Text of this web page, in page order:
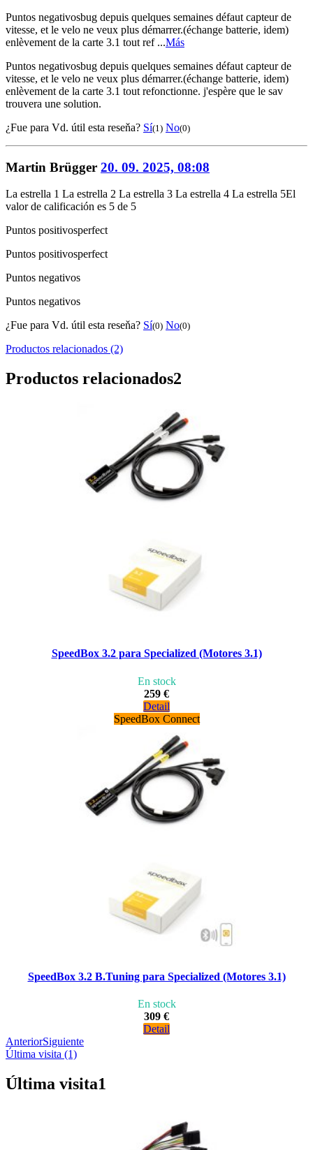
Puntos negativosbug depuis quelques semaines défaut capteur de
vitesse, et le velo ne veux plus démarrer.(échange batterie, idem)
enlèvement de la carte 3.1 tout ref ...Más
Puntos negativosbug depuis quelques semaines défaut capteur de
vitesse, et le velo ne veux plus démarrer.(échange batterie, idem)
enlèvement de la carte 3.1 tout refonctionne. j'espère que le sav
trouvera une solution.
¿Fue para Vd. útil esta reseňa? Sí(1) No(0)
Martin Brügger 20. 09. 2025, 08:08
La estrella 1 La estrella 2 La estrella 3 La estrella 4 La estrella 5El
valor de calificación es 5 de 5
Puntos positivosperfect
Puntos positivosperfect
Puntos negativos
Puntos negativos
¿Fue para Vd. útil esta reseňa? Sí(0) No(0)
Productos relacionados (2)
Productos relacionados2
SpeedBox 3.2 para Specialized (Motores 3.1)
En stock
259 €
Detail
SpeedBox Connect
SpeedBox 3.2 B.Tuning para Specialized (Motores 3.1)
En stock
309 €
Detail
AnteriorSiguiente
Última visita (1)
Última visita1